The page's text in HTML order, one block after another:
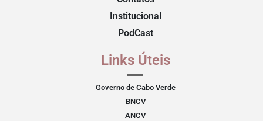
Institucional
PodCast
Links Úteis
Governo de Cabo Verde
BNCV
ANCV